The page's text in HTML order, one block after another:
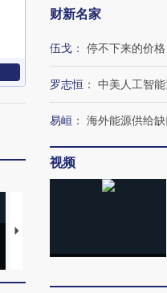
马航飞行员跨国走私7万
要防
财新名家
伍戈 ： 停不下来的价格
罗志恒 ： 中美人工智
易峘 ： 海外能源供给
视频